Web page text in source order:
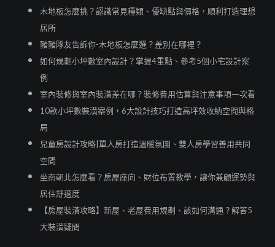
木地板怎麼挑？認識常見種類、優缺點與價格，順利打造理想
居所
豬豬隊友告訴你-木地板怎麼選？差別在哪裡？
如何規劃小坪數室內設計？掌握4重點、參考5個小宅設計案
例
室內裝修與室內裝潢差在哪？裝修費用估算與注意事項一次看
10款小坪數裝潢案例，6大設計技巧打造高坪效收納空間與格
局
兒童房設計攻略|單人房打造溫暖氛圍、雙人房學習善用共同
空間
坐南朝北怎麼看？房屋座向、財位布置教學，讓你兼顧運勢與
居住舒適度
【房屋裝潢攻略】新屋、老屋費用規劃、該如何溝通？解答5
大裝潢疑問